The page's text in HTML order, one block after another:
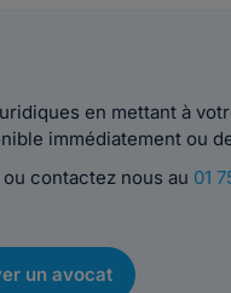
en mettant à
immédiatement ou
contactez nous au 01
un avocat